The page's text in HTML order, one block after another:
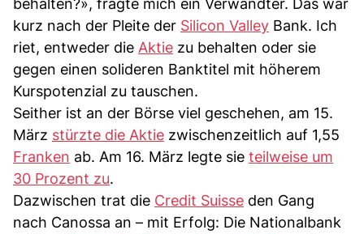
behalten?», fragte mich ein Verwandter. Das war
kurz nach der Pleite der Silicon Valley Bank. Ich
riet, entweder die Aktie zu behalten oder sie
gegen einen solideren Banktitel mit höherem
Kurspotenzial zu tauschen.
Seither ist an der Börse viel geschehen, am 15.
März stürzte die Aktie zwischenzeitlich auf 1,55
Franken ab. Am 16. März legte sie teilweise um
30 Prozent zu.
Dazwischen trat die Credit Suisse den Gang
nach Canossa an – mit Erfolg: Die Nationalbank